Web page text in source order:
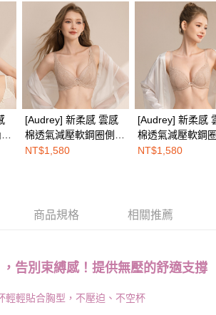
圍內提供個人資料，並將交易相關給付款項請求債
限公司。
宜，請瀏覽以下網址：
先徵得法定代理人或監護人之同意方可使用
若未經同意申辦者引起之損失，本公司不負相關責
付」時，將依據個別帳號之用戶狀況，依本公司即
度；若仍有額度不足之情形，本公司將視審查結果
號或使用他人資訊註冊。若發現惡意使用之情形，
有權停止該用戶之使用額度並採取法律行動。
查看運費
[Audrey] 新柔感 雲感
棉透氣減壓軟鋼圈側包
內衣-玫瑰奶茶
NT$1,580
[Audrey] 新柔感
棉透氣減壓軟鋼
衣-玫瑰奶茶
NT$1,580
商品規格 相關推薦
告別束縛感！提供無壓的舒適支撐
輕輕貼合胸型，不壓迫、不空杯